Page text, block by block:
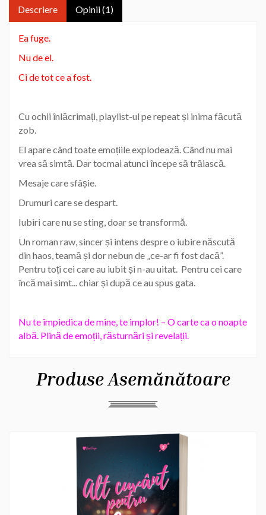
Descriere Opinii (1)
Ea fuge.
Nu de el.
Ci de tot ce a fost.
Cu ochii înlăcrimați, playlist-ul pe repeat și inima făcută
zob.
El apare când toate emoțiile explodează. Când nu mai
vrea să simtă. Dar tocmai atunci începe să trăiască.
Mesaje care sfâșie.
Drumuri care se despart.
Iubiri care nu se sting, doar se transformă.
Un roman raw, sincer și intens despre o iubire născută
din haos, teamă și dor nebun de „ce-ar fi fost dacă”.
Pentru toți cei care au iubit și n-au uitat. Pentru cei care
încă mai simt... chiar și după ce au spus gata.
Nu te împiedica de mine, te implor! – O carte ca o noapte
albă. Plină de emoții, răsturnări și revelații.
Produse Asemănătoare